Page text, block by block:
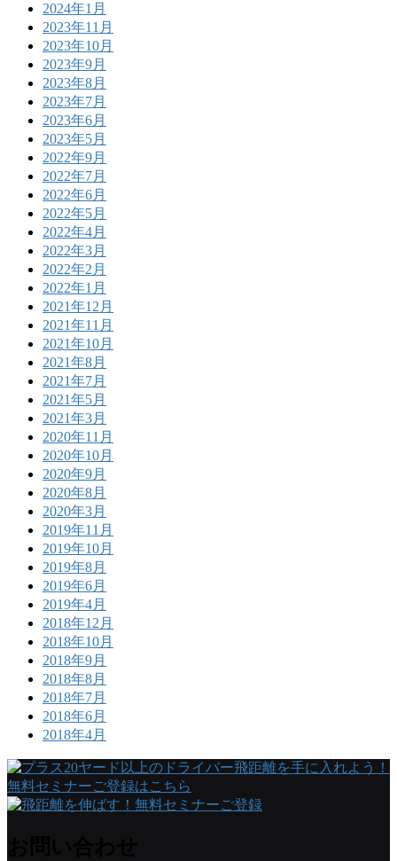
2024年1月
2023年11月
2023年10月
2023年9月
2023年8月
2023年7月
2023年6月
2023年5月
2022年9月
2022年7月
2022年6月
2022年5月
2022年4月
2022年3月
2022年2月
2022年1月
2021年12月
2021年11月
2021年10月
2021年8月
2021年7月
2021年5月
2021年3月
2020年11月
2020年10月
2020年9月
2020年8月
2020年3月
2019年11月
2019年10月
2019年8月
2019年6月
2019年4月
2018年12月
2018年10月
2018年9月
2018年8月
2018年7月
2018年6月
2018年4月